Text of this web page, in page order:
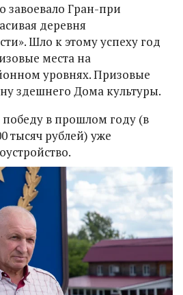
завоевало Гран-при
деревня
Шло к этому успеху год
места на
уровнях. Призовые
здешнего Дома культуры.
победу в прошлом году (в
тысяч рублей) уже